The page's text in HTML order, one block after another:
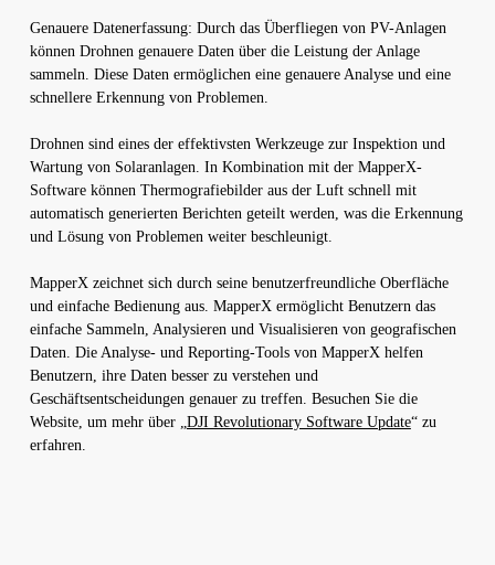
Genauere Datenerfassung: Durch das Überfliegen von PV-Anlagen
können Drohnen genauere Daten über die Leistung der Anlage
sammeln. Diese Daten ermöglichen eine genauere Analyse und eine
schnellere Erkennung von Problemen.
Drohnen sind eines der effektivsten Werkzeuge zur Inspektion und
Wartung von Solaranlagen. In Kombination mit der MapperX-
Software können Thermografiebilder aus der Luft schnell mit
automatisch generierten Berichten geteilt werden, was die Erkennung
und Lösung von Problemen weiter beschleunigt.
MapperX zeichnet sich durch seine benutzerfreundliche Oberfläche
und einfache Bedienung aus. MapperX ermöglicht Benutzern das
einfache Sammeln, Analysieren und Visualisieren von geografischen
Daten. Die Analyse- und Reporting-Tools von MapperX helfen
Benutzern, ihre Daten besser zu verstehen und
Geschäftsentscheidungen genauer zu treffen. Besuchen Sie die
Website, um mehr über „ DJI Revolutionary Software Update“ zu
erfahren.